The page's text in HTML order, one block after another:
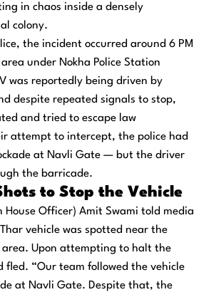
in chaos inside a densely
colony.
the incident occurred around 6 PM
under Nokha Police Station
was reportedly being driven by
despite repeated signals to stop,
and tried to escape law
attempt to intercept, the police had
at Navli Gate — but the driver
the barricade.
to Stop the Vehicle
House Officer) Amit Swami told media
vehicle was spotted near the
Upon attempting to halt the
fled. “Our team followed the vehicle
at Navli Gate. Despite that, the